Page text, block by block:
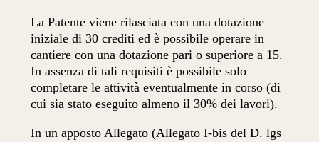
La Patente viene rilasciata con una dotazione
iniziale di 30 crediti ed è possibile operare in
cantiere con una dotazione pari o superiore a 15.
In assenza di tali requisiti è possibile solo
completare le attività eventualmente in corso (di
cui sia stato eseguito almeno il 30% dei lavori).
In un apposto Allegato (Allegato I-bis del D. lgs